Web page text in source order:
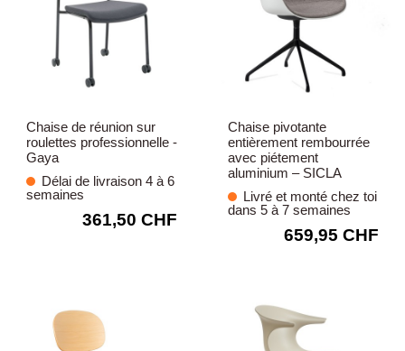
Chaise de réunion sur
roulettes professionnelle -
Gaya
Délai de livraison 4 à 6
semaines
361,50 CHF
Chaise pivotante
entièrement rembourrée
avec piétement
aluminium – SICLA
Livré et monté chez toi
dans 5 à 7 semaines
659,95 CHF